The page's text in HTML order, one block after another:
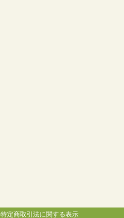
特定商取引法に関する表示